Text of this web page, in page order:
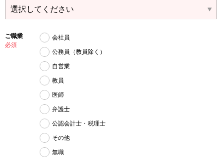
ご職業
必須
会社員
公務員（教員除く）
自営業
教員
医師
弁護士
公認会計士・税理士
その他
無職